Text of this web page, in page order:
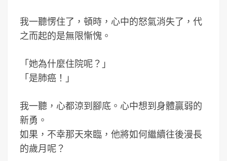
我一聽愣住了，頓時，心中的怒氣消失了，代
之而起的是無限慚愧。
「她為什麼住院呢？」
「是肺癌！」
我一聽，心都涼到腳底。心中想到身體贏弱的
新勇。
如果，不幸那天來臨，他將如何繼續往後漫長
的歲月呢？